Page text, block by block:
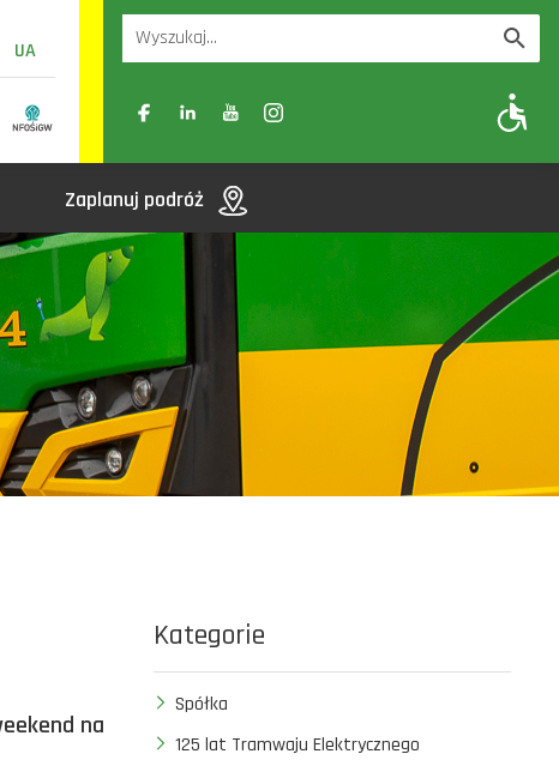
UA
A- A A+
Zaplanuj podróż
na
Kategorie
Spółka
125 lat Tramwaju Elektrycznego